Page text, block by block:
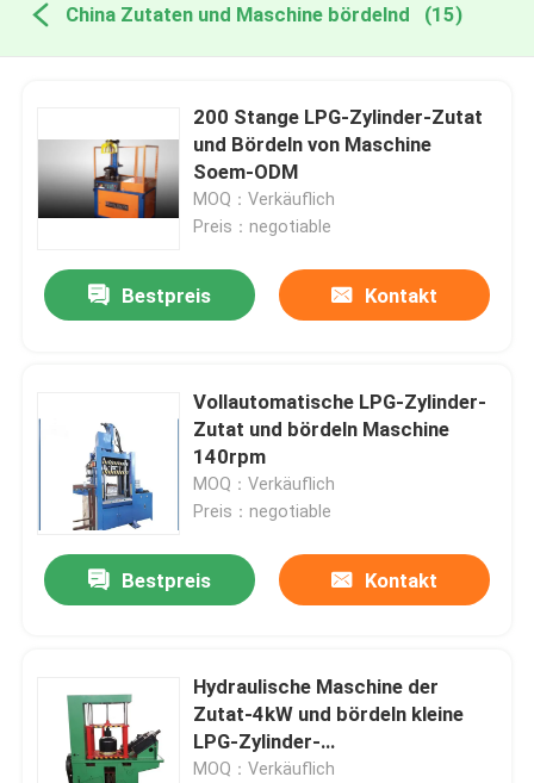
China Zutaten und Maschine bördelnd (15)
200 Stange LPG-Zylinder-Zutat
und Bördeln von Maschine
Soem-ODM
MOQ：Verkäuflich
Preis：negotiable
Bestpreis Kontakt
Vollautomatische LPG-Zylinder-
Zutat und bördeln Maschine
140rpm
MOQ：Verkäuflich
Preis：negotiable
Bestpreis Kontakt
Hydraulische Maschine der
Zutat-4kW und bördeln kleine
LPG-Zylinder-
Produktionskapazität
MOQ：Verkäuflich